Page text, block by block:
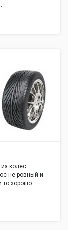
колес
не ровный и
то хорошо